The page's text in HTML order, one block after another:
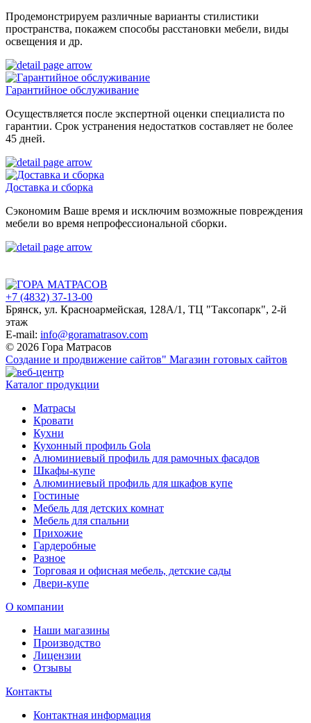
Продемонстрируем различные варианты стилистики
пространства, покажем способы расстановки мебели, виды
освещения и др.
Гарантийное обслуживание
Осуществляется после экспертной оценки специалиста по
гарантии. Срок устранения недостатков составляет не более
45 дней.
Доставка и сборка
Сэкономим Ваше время и исключим возможные повреждения
мебели во время непрофессиональной сборки.
+7 (4832) 37-13-00
Брянск, ул. Красноармейская, 128А/1, ТЦ "Таксопарк", 2-й
этаж
E-mail: info@goramatrasov.com
© 2026 Гора Матрасов
Создание и продвижение сайтов" Магазин готовых сайтов
Каталог продукции
Матрасы
Кровати
Кухни
Кухонный профиль Gola
Алюминиевый профиль для рамочных фасадов
Шкафы-купе
Алюминиевый профиль для шкафов купе
Гостиные
Мебель для детских комнат
Мебель для спальни
Прихожие
Гардеробные
Разное
Торговая и офисная мебель, детские сады
Двери-купе
О компании
Наши магазины
Производство
Лицензии
Отзывы
Контакты
Контактная информация